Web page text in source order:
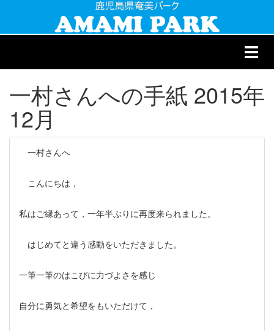
一村さんへの手紙 2015年
12月
一村さんへ
こんにちは，
私はご縁あって，一年半ぶりに再度来られました。
はじめてと違う感動をいただきました。
一筆一筆のはこびに力づよさを感じ
自分に勇気と希望をもいただけて，